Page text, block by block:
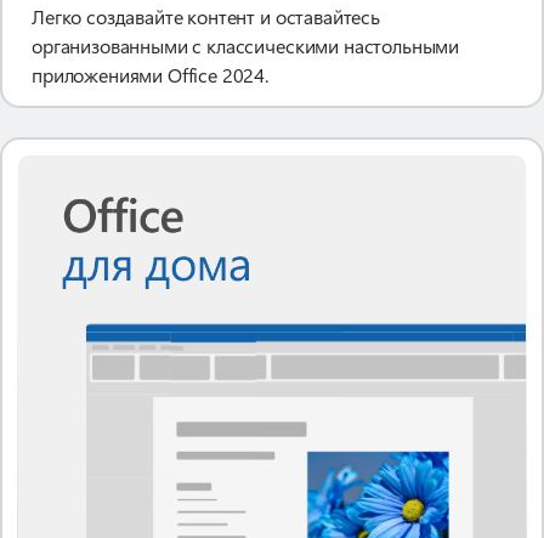
Легко создавайте контент и оставайтесь
организованными с классическими настольными
приложениями Office 2024.